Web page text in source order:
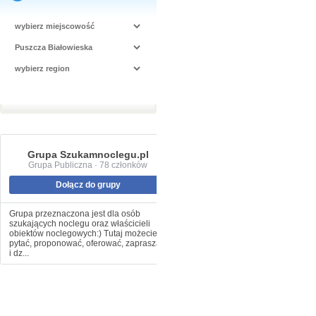
Grupa Szukamnoclegu.pl
Grupa Publiczna · 78 członków
Dołącz do grupy
Grupa przeznaczona jest dla osób
szukających noclegu oraz właścicieli
obiektów noclegowych:) Tutaj możecie
pytać, proponować, oferować, zapraszać
i dz...